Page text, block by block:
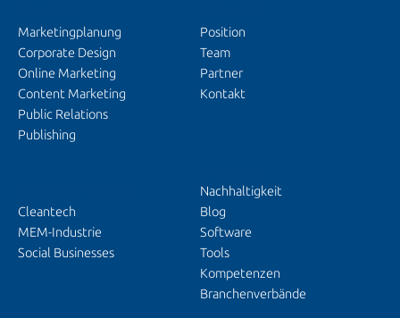
Marketingplanung
Corporate Design
Online Marketing
Content Marketing
Public Relations
Publishing
Cleantech
MEM-Industrie
Social Businesses
Position
Team
Partner
Kontakt
Nachhaltigkeit
Blog
Software
Tools
Kompetenzen
Branchenverbände